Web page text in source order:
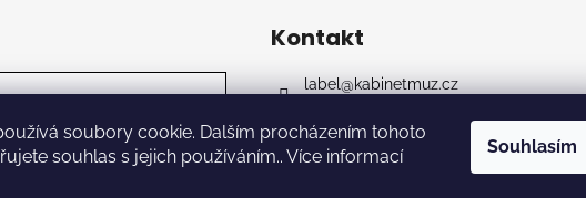
soubory cookie. Dalším procházením tohoto
souhlas s jejich používáním.. Více informací
Souhlasím
Kontakt
label@kabinetmuz.cz
kabinet_records_label